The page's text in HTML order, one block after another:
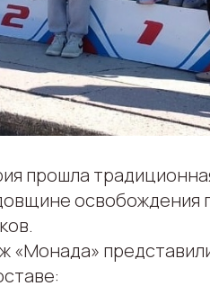
прошла
освобождения
«Монада»